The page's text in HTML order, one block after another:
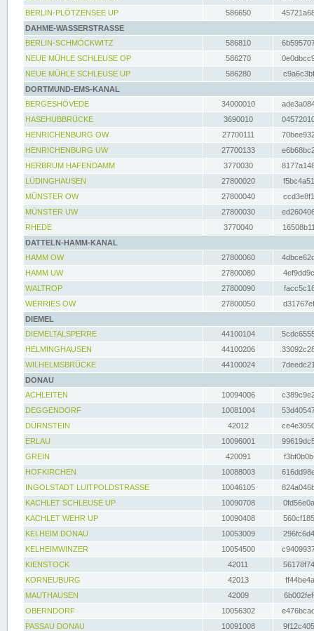
BERLIN-PLÖTZENSEE UP
586650
DAHME-WASSERSTRASSE
BERLIN-SCHMÖCKWITZ
586810
NEUE MÜHLE SCHLEUSE OP
586270
NEUE MÜHLE SCHLEUSE UP
586280
DORTMUND-EMS-KANAL
BERGESHÖVEDE
34000010
HASEHUBBRÜCKE
3690010
HENRICHENBURG OW
27700111
HENRICHENBURG UW
27700133
HERBRUM HAFENDAMM
3770030
LÜDINGHAUSEN
27800020
MÜNSTER OW
27800040
MÜNSTER UW
27800030
RHEDE
3770040
DATTELN-HAMM-KANAL
HAMM OW
27800060
HAMM UW
27800080
WALTROP
27800090
WERRIES OW
27800050
DIEMEL
DIEMELTALSPERRE
44100104
HELMINGHAUSEN
44100206
WILHELMSBRÜCKE
44100024
DONAU
ACHLEITEN
10094006
DEGGENDORF
10081004
DÜRNSTEIN
42012
ERLAU
10096001
GREIN
420091
HOFKIRCHEN
10088003
INGOLSTADT LUITPOLDSTRASSE
10046105
KACHLET SCHLEUSE UP
10090708
KACHLET WEHR UP
10090408
KELHEIM DONAU
10053009
KELHEIMWINZER
10054500
KIENSTOCK
42011
KORNEUBURG
42013
MAUTHAUSEN
42009
OBERNDORF
10056302
PASSAU DONAU
10091008